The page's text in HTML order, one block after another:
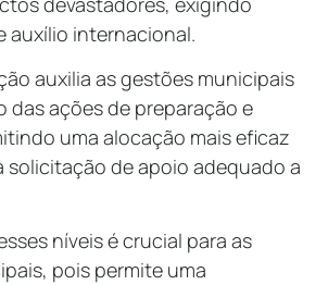
auxílio internacional.
auxilia as gestões municipais
das ações de preparação e
uma alocação mais eficaz
solicitação de apoio adequado a
níveis é crucial para as
pois permite uma